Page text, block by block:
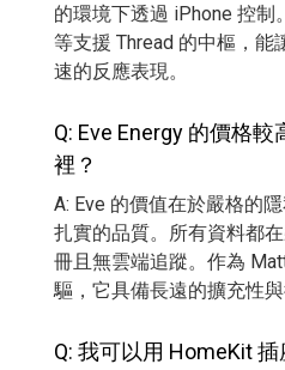
的環境下透過 iPhone 控制
等支援 Thread 的中樞，能
速的反應表現。
Q: Eve Energy 的價格
裡？
A: Eve 的價值在於嚴格的
扎實的品質。所有資料都
冊且無雲端追蹤。作為
驅，它具備長遠的擴充性與
Q: 我可以用 HomeKit